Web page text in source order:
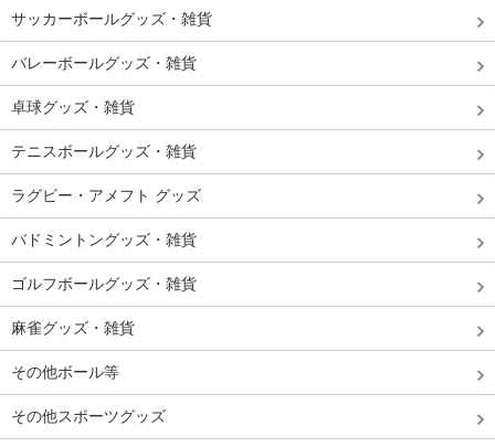
サッカーボールグッズ・雑貨
バレーボールグッズ・雑貨
卓球グッズ・雑貨
テニスボールグッズ・雑貨
ラグビー・アメフト グッズ
バドミントングッズ・雑貨
ゴルフボールグッズ・雑貨
麻雀グッズ・雑貨
その他ボール等
その他スポーツグッズ